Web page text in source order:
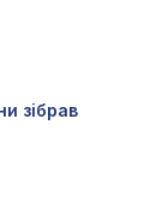
зібрав